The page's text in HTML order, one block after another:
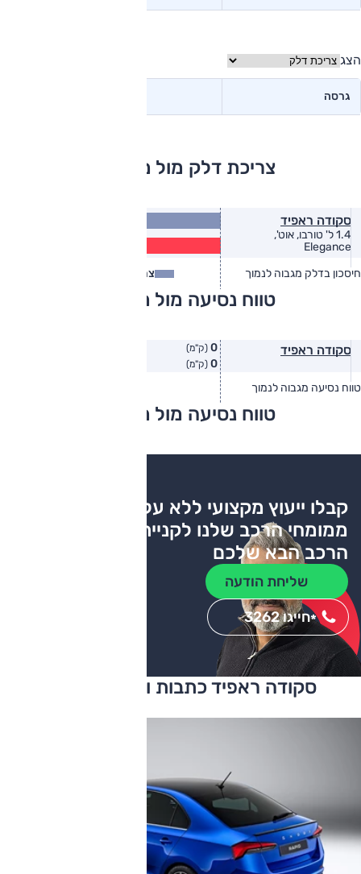
הצג
גרסה
צריכת דלק מול מתחרים
סקודה ראפיד
1.4 ל' טורבו, אוט',
Elegance
חיסכון בדלק מגבוה לנמוך צריכת דלק
טווח נסיעה מול מתחרים
סקודה ראפיד 0 (ק"מ)
0 (ק"מ)
טווח נסיעה מגבוה לנמוך
טווח נסיעה מול מתחרים
קבלו ייעוץ מקצועי ללא עלות
ממומחי הרכב שלנו לקניית
הרכב הבא שלכם
שליחת הודעה
חייגו 3262*
סקודה ראפיד כתבות ומבחני דרכים